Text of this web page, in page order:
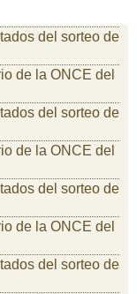
del sorteo de
de la ONCE del
del sorteo de
de la ONCE del
del sorteo de
de la ONCE del
del sorteo de